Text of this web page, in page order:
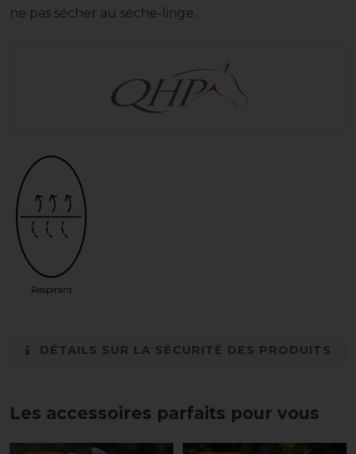
ne pas sécher au sèche-linge.
Respirant
DÉTAILS SUR LA SÉCURITÉ DES PRODUITS
Les accessoires parfaits pour vous